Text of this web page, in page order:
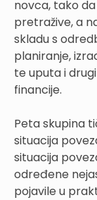
novca, tako
pretražive, a
skladu s
planiranje,
te uputa i
financije.
Peta skupina
situacija
situacija
određene
pojavile u